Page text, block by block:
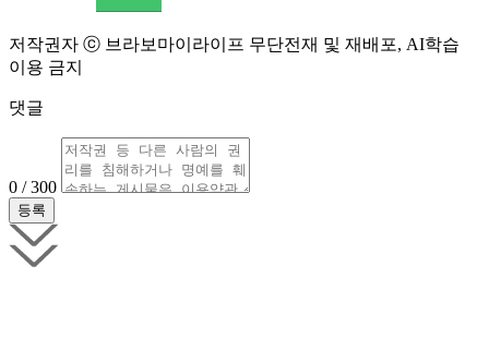
저작권자 ⓒ 브라보마이라이프 무단전재 및 재배포, AI학습
이용 금지
댓글
0 / 300